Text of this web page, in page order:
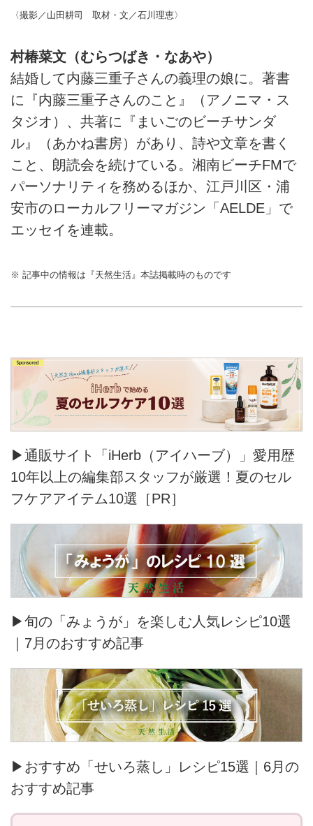
〈撮影／山田耕司 取材・文／石川理恵〉
村椿菜文（むらつばき・なあや）
結婚して内藤三重子さんの義理の娘に。著書
に『内藤三重子さんのこと』（アノニマ・ス
タジオ）、共著に『まいごのビーチサンダ
ル』（あかね書房）があり、詩や文章を書く
こと、朗読会を続けている。湘南ビーチFMで
パーソナリティを務めるほか、江戸川区・浦
安市のローカルフリーマガジン「AELDE」で
エッセイを連載。
※ 記事中の情報は『天然生活』本誌掲載時のものです
▶通販サイト「iHerb（アイハーブ）」愛用歴
10年以上の編集部スタッフが厳選！夏のセル
フケアアイテム10選［PR］
▶旬の「みょうが」を楽しむ人気レシピ10選
｜7月のおすすめ記事
▶おすすめ「せいろ蒸し」レシピ15選｜6月の
おすすめ記事